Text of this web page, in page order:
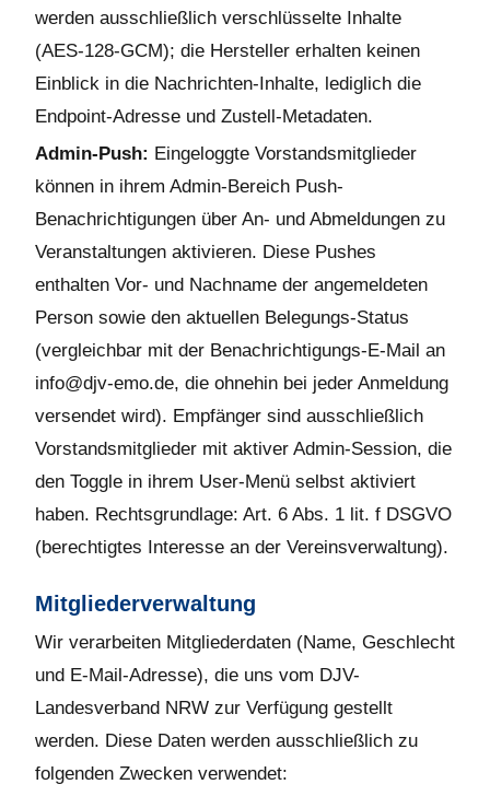
werden ausschließlich verschlüsselte Inhalte
(AES-128-GCM); die Hersteller erhalten keinen
Einblick in die Nachrichten-Inhalte, lediglich die
Endpoint-Adresse und Zustell-Metadaten.
Admin-Push: Eingeloggte Vorstandsmitglieder
können in ihrem Admin-Bereich Push-
Benachrichtigungen über An- und Abmeldungen zu
Veranstaltungen aktivieren. Diese Pushes
enthalten Vor- und Nachname der angemeldeten
Person sowie den aktuellen Belegungs-Status
(vergleichbar mit der Benachrichtigungs-E-Mail an
info@djv-emo.de, die ohnehin bei jeder Anmeldung
versendet wird). Empfänger sind ausschließlich
Vorstandsmitglieder mit aktiver Admin-Session, die
den Toggle in ihrem User-Menü selbst aktiviert
haben. Rechtsgrundlage: Art. 6 Abs. 1 lit. f DSGVO
(berechtigtes Interesse an der Vereinsverwaltung).
Mitgliederverwaltung
Wir verarbeiten Mitgliederdaten (Name, Geschlecht
und E-Mail-Adresse), die uns vom DJV-
Landesverband NRW zur Verfügung gestellt
werden. Diese Daten werden ausschließlich zu
folgenden Zwecken verwendet: